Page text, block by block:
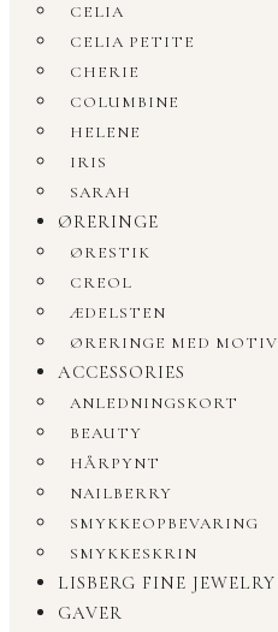
CELIA
CELIA PETITE
CHERIE
COLUMBINE
HELENE
IRIS
SARAH
ØRERINGE
ØRESTIK
CREOL
ÆDELSTEN
ØRERINGE MED MOTIV
ACCESSORIES
ANLEDNINGSKORT
BEAUTY
HÅRPYNT
NAILBERRY
SMYKKEOPBEVARING
SMYKKESKRIN
LISBERG FINE JEWELRY
GAVER